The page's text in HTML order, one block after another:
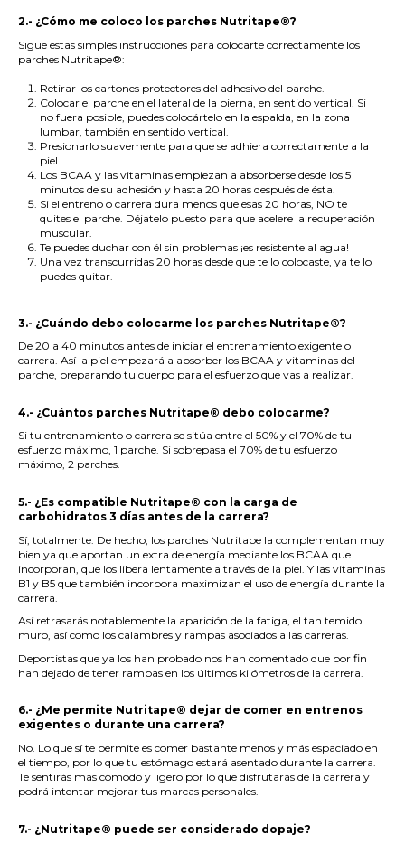
2.- ¿Cómo me coloco los parches Nutritape®?
Sigue estas simples instrucciones para colocarte correctamente los
parches Nutritape®:
Retirar los cartones protectores del adhesivo del parche.
Colocar el parche en el lateral de la pierna, en sentido vertical. Si
no fuera posible, puedes colocártelo en la espalda, en la zona
lumbar, también en sentido vertical.
Presionarlo suavemente para que se adhiera correctamente a la
piel.
Los BCAA y las vitaminas empiezan a absorbersedesde los 5
minutos de su adhesión y hasta 20 horas después de ésta.
Si el entreno o carrera dura menos que esas 20 horas, NO te
quites el parche. Déjatelo puesto para que acelere la recuperación
muscular.
Te puedes duchar con él sin problemas ¡es resistente al agua!
Una vez transcurridas 20 horas desde que te lo colocaste, ya te lo
puedes quitar.
3.- ¿Cuándo debo colocarme los parches Nutritape®?
De 20 a 40 minutos antes de iniciar el entrenamiento exigente o
carrera. Así la piel empezará a absorber los BCAA y vitaminas del
parche, preparando tu cuerpo para el esfuerzo que vas a realizar.
4.- ¿Cuántos parches Nutritape® debo colocarme?
Si tu entrenamiento o carrera se sitúa entre el 50% y el 70% de tu
esfuerzo máximo, 1 parche. Si sobrepasa el 70% de tu esfuerzo
máximo, 2 parches.
5.- ¿Es compatible Nutritape® con la carga de
carbohidratos 3 días antes de la carrera?
Sí, totalmente. De hecho, los parches Nutritape la complementan muy
bien ya que aportan un extra de energía mediante los BCAA que
incorporan, que los libera lentamente a través de la piel. Y las vitaminas
B1 y B5 que también incorpora maximizan el uso de energía durante la
carrera.
Así retrasarás notablemente la aparición de la fatiga, el tan temido
muro, así como los calambres y rampas asociados a las carreras.
Deportistas que ya los han probado nos han comentado que por fin
han dejado de tener rampas en los últimos kilómetros de la carrera.
6.- ¿Me permite Nutritape® dejar de comer en entrenos
exigentes o durante una carrera?
No. Lo que sí te permite es comer bastante menos y más espaciado en
el tiempo, por lo que tu estómago estará asentado durante la carrera.
Te sentirás más cómodo y ligero por lo que disfrutarás de la carrera y
podrá intentar mejorar tus marcas personales.
7.- ¿Nutritape® puede ser considerado dopaje?